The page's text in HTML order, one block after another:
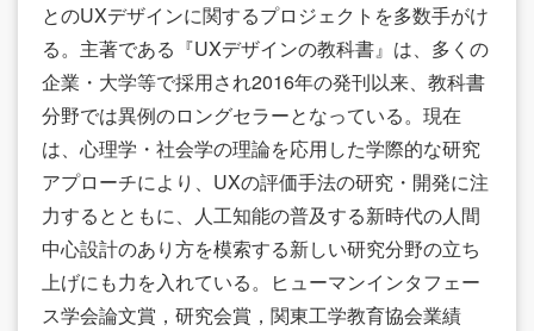
とのUXデザインに関するプロジェクトを多数手がけ
る。主著である『UXデザインの教科書』は、多くの
企業・大学等で採用され2016年の発刊以来、教科書
分野では異例のロングセラーとなっている。現在
は、心理学・社会学の理論を応用した学際的な研究
アプローチにより、UXの評価手法の研究・開発に注
力するとともに、人工知能の普及する新時代の人間
中心設計のあり方を模索する新しい研究分野の立ち
上げにも力を入れている。ヒューマンインタフェー
ス学会論文賞，研究会賞，関東工学教育協会業績